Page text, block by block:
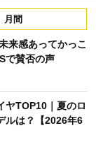
月間
来感あってかっこ
で賛否の声
ヤTOP10｜夏のロ
ルは？【2026年6